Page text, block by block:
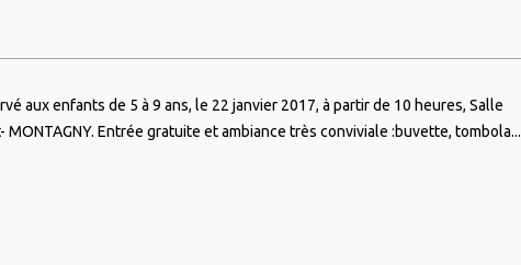
aux enfants de 5 à 9 ans, le 22 janvier 2017, à partir de 10 heures, Salle
MONTAGNY. Entrée gratuite et ambiance très conviviale :buvette, tombola...